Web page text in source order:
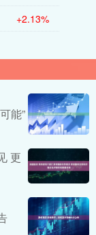
+2.13%
能”
更